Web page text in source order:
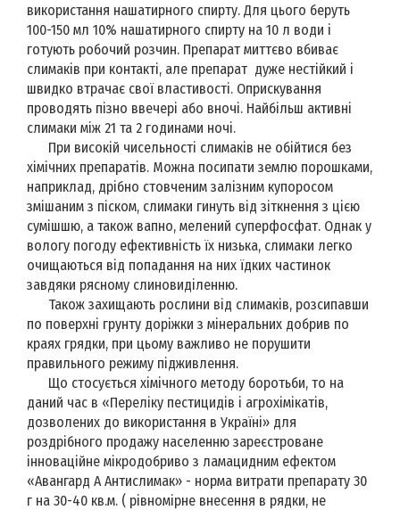
використання нашатирного спирту. Для цього беруть
100-150 мл 10% нашатирного спирту на 10 л води і
готують робочий розчин. Препарат миттєво вбиває
слимаків при контакті, але препарат дуже нестійкий і
швидко втрачає свої властивості. Оприскування
проводять пізно ввечері або вночі. Найбільш активні
слимаки між 21 та 2 годинами ночі.
При високій чисельності слимаків не обійтися без
хімічних препаратів. Можна посипати землю порошками,
наприклад, дрібно стовченим залізним купоросом
змішаним з піском, слимаки гинуть від зіткнення з цією
сумішшю, а також вапно, мелений суперфосфат. Однак у
вологу погоду ефективність їх низька, слимаки легко
очищаються від попадання на них їдких частинок
завдяки рясному слиновиділенню.
Також захищають рослини від слимаків, розсипавши
по поверхні грунту доріжки з мінеральних добрив по
краях грядки, при цьому важливо не порушити
правильного режиму підживлення.
Що стосується хімічного методу боротьби, то на
даний час в «Переліку пестицидів і агрохімікатів,
дозволених до використання в Україні» для
роздрібного продажу населенню зареєстроване
інноваційне мікродобриво з ламацидним ефектом
«Авангард А Антислимак» - норма витрати препарату 30
г на 30-40 кв.м. ( рівномірне внесення в рядки, не